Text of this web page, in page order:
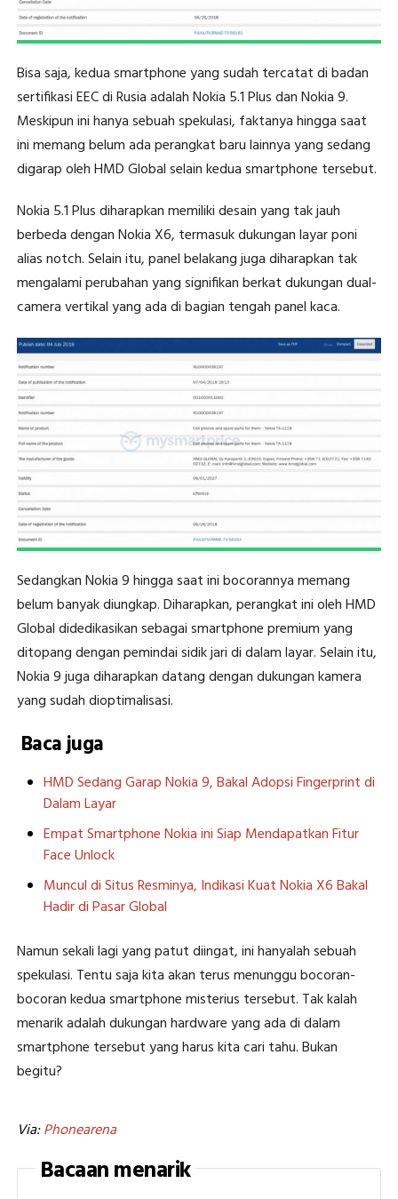
Bisa saja, kedua smartphone yang sudah tercatat di badan
sertifikasi EEC di Rusia adalah Nokia 5.1 Plus dan Nokia 9.
Meskipun ini hanya sebuah spekulasi, faktanya hingga saat
ini memang belum ada perangkat baru lainnya yang sedang
digarap oleh HMD Global selain kedua smartphone tersebut.
Nokia 5.1 Plus diharapkan memiliki desain yang tak jauh
berbeda dengan Nokia X6, termasuk dukungan layar poni
alias notch. Selain itu, panel belakang juga diharapkan tak
mengalami perubahan yang signifikan berkat dukungan dual-
camera vertikal yang ada di bagian tengah panel kaca.
Sedangkan Nokia 9 hingga saat ini bocorannya memang
belum banyak diungkap. Diharapkan, perangkat ini oleh HMD
Global didedikasikan sebagai smartphone premium yang
ditopang dengan pemindai sidik jari di dalam layar. Selain itu,
Nokia 9 juga diharapkan datang dengan dukungan kamera
yang sudah dioptimalisasi.
Baca juga
HMD Sedang Garap Nokia 9, Bakal Adopsi Fingerprint di
Dalam Layar
Empat Smartphone Nokia ini Siap Mendapatkan Fitur
Face Unlock
Muncul di Situs Resminya, Indikasi Kuat Nokia X6 Bakal
Hadir di Pasar Global
Namun sekali lagi yang patut diingat, ini hanyalah sebuah
spekulasi. Tentu saja kita akan terus menunggu bocoran-
bocoran kedua smartphone misterius tersebut. Tak kalah
menarik adalah dukungan hardware yang ada di dalam
smartphone tersebut yang harus kita cari tahu. Bukan
begitu?
Via:Phonearena
Bacaan menarik